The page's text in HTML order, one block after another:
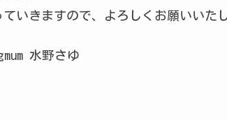
いきますので、よろしくお願いいたし
水野さゆ